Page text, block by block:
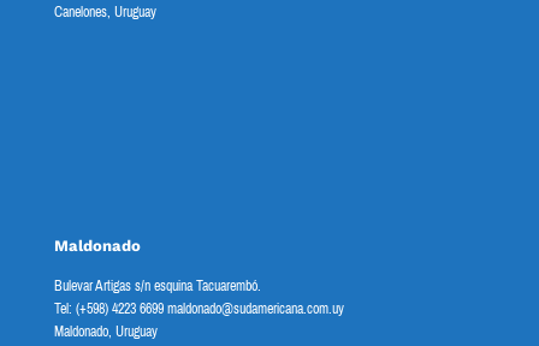
Canelones, Uruguay
Maldonado
Bulevar Artigas s/n esquina Tacuarembó.
Tel: (+598) 4223 6699 maldonado@sudamericana.com.uy
Maldonado, Uruguay